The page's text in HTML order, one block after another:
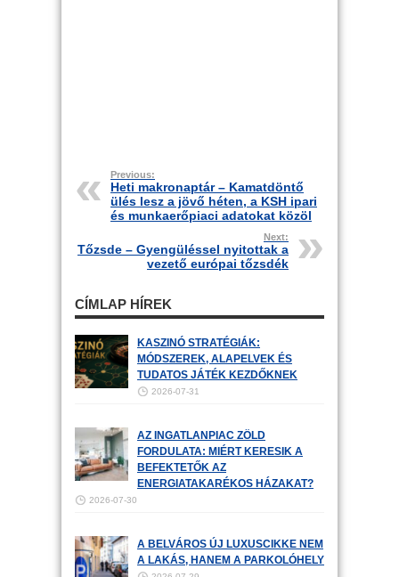
Previous:
Heti makronaptár – Kamatdöntő
ülés lesz a jövő héten, a KSH ipari
és munkaerőpiaci adatokat közöl
Next:
Tőzsde – Gyengüléssel nyitottak a
vezető európai tőzsdék
CÍMLAP HÍREK
KASZINÓ STRATÉGIÁK:
MÓDSZEREK, ALAPELVEK ÉS
TUDATOS JÁTÉK KEZDŐKNEK
2026-07-31
AZ INGATLANPIAC ZÖLD
FORDULATA: MIÉRT KERESIK A
BEFEKTETŐK AZ
ENERGIATAKARÉKOS HÁZAKAT?
2026-07-30
A BELVÁROS ÚJ LUXUSCIKKE NEM
A LAKÁS, HANEM A PARKOLÓHELY